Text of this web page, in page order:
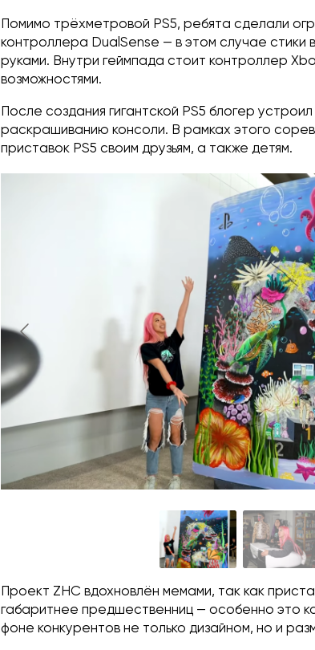
Помимо трёхметровой PS5, ребята сделали
контроллера DualSense — в этом случае стики
руками. Внутри геймпада стоит контроллер
возможностями.
После создания гигантской PS5 блогер
раскрашиванию консоли. В рамках этого
приставок PS5 своим друзьям, а также детям.
Проект ZHC вдохновлён мемами, так как
габаритнее предшественниц — особенно это
фоне конкурентов не только дизайном, но и